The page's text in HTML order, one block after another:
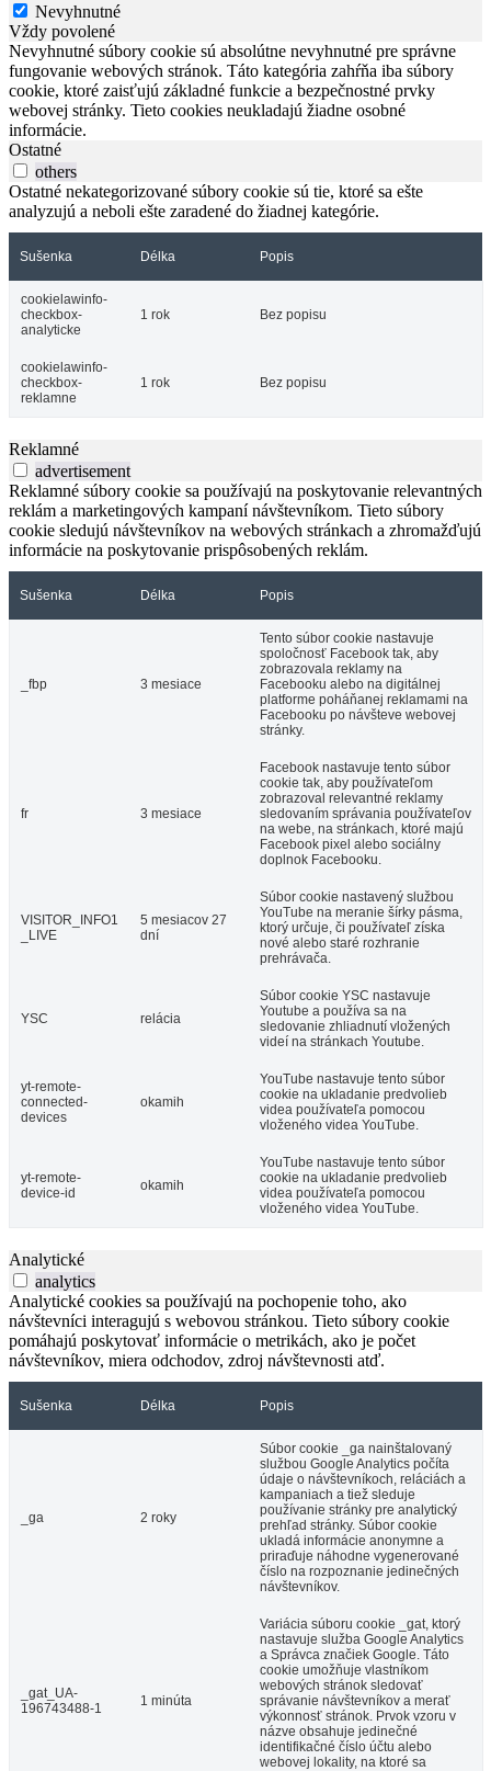
Nevyhnutné
Vždy povolené
Nevyhnutné súbory cookie sú absolútne nevyhnutné pre správne
fungovanie webových stránok. Táto kategória zahŕňa iba súbory
cookie, ktoré zaisťujú základné funkcie a bezpečnostné prvky
webovej stránky. Tieto cookies neukladajú žiadne osobné
informácie.
Ostatné
others
Ostatné nekategorizované súbory cookie sú tie, ktoré sa ešte
analyzujú a neboli ešte zaradené do žiadnej kategórie.
Sušenka Délka Popis
cookielawinfo-
checkbox-
analyticke
1 rok Bez popisu
cookielawinfo-
checkbox-
reklamne
1 rok Bez popisu
Reklamné
advertisement
Reklamné súbory cookie sa používajú na poskytovanie relevantných
reklám a marketingových kampaní návštevníkom. Tieto súbory
cookie sledujú návštevníkov na webových stránkach a zhromažďujú
informácie na poskytovanie prispôsobených reklám.
Sušenka Délka Popis
_fbp 3 mesiace
Tento súbor cookie nastavuje
spoločnosť Facebook tak, aby
zobrazovala reklamy na
Facebooku alebo na digitálnej
platforme poháňanej reklamami na
Facebooku po návšteve webovej
stránky.
fr 3 mesiace
Facebook nastavuje tento súbor
cookie tak, aby používateľom
zobrazoval relevantné reklamy
sledovaním správania používateľov
na webe, na stránkach, ktoré majú
Facebook pixel alebo sociálny
doplnok Facebooku.
VISITOR_INFO1
_LIVE
5 mesiacov 27
dní
Súbor cookie nastavený službou
YouTube na meranie šírky pásma,
ktorý určuje, či používateľ získa
nové alebo staré rozhranie
prehrávača.
YSC relácia
Súbor cookie YSC nastavuje
Youtube a používa sa na
sledovanie zhliadnutí vložených
videí na stránkach Youtube.
yt-remote-
connected-
devices
okamih
YouTube nastavuje tento súbor
cookie na ukladanie predvolieb
videa používateľa pomocou
vloženého videa YouTube.
yt-remote-
device-id
okamih
YouTube nastavuje tento súbor
cookie na ukladanie predvolieb
videa používateľa pomocou
vloženého videa YouTube.
Analytické
analytics
Analytické cookies sa používajú na pochopenie toho, ako
návštevníci interagujú s webovou stránkou. Tieto súbory cookie
pomáhajú poskytovať informácie o metrikách, ako je počet
návštevníkov, miera odchodov, zdroj návštevnosti atď.
Sušenka Délka Popis
_ga 2 roky
Súbor cookie _ga nainštalovaný
službou Google Analytics počíta
údaje o návštevníkoch, reláciách a
kampaniach a tiež sleduje
používanie stránky pre analytický
prehľad stránky. Súbor cookie
ukladá informácie anonymne a
priraďuje náhodne vygenerované
číslo na rozpoznanie jedinečných
návštevníkov.
_gat_UA-
196743488-1
1 minúta
Variácia súboru cookie _gat, ktorý
nastavuje služba Google Analytics
a Správca značiek Google. Táto
cookie umožňuje vlastníkom
webových stránok sledovať
správanie návštevníkov a merať
výkonnosť stránok. Prvok vzoru v
názve obsahuje jedinečné
identifikačné číslo účtu alebo
webovej lokality, na ktoré sa